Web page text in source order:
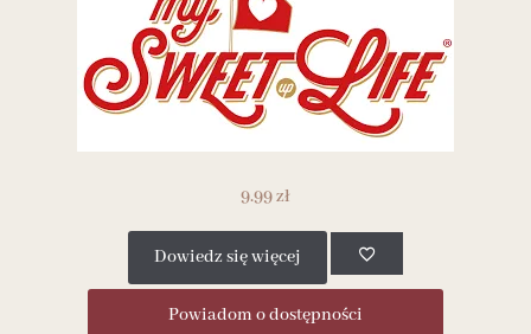
9.99zł
Dowiedz się więcej
Powiadom o dostępności